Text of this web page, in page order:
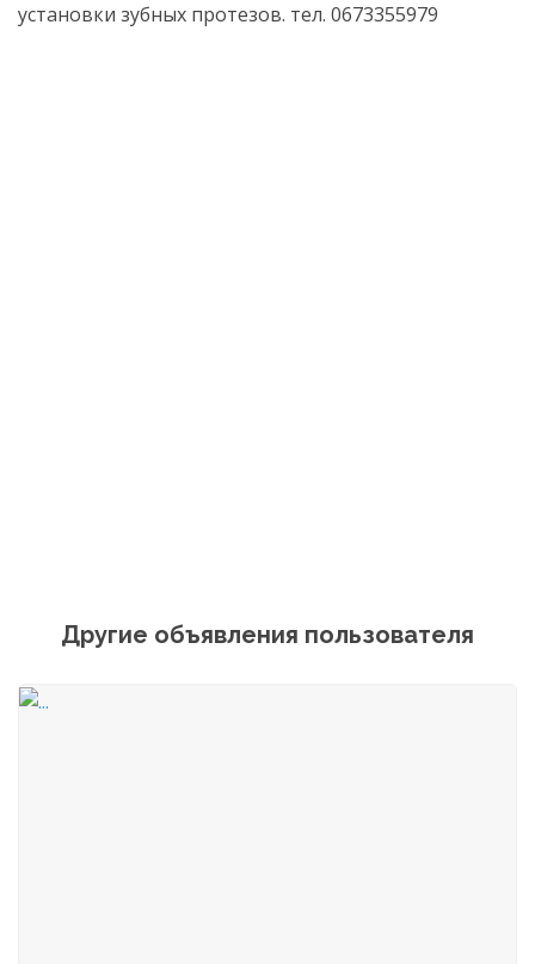
установки зубных протезов. тел. 0673355979
Другие объявления пользователя